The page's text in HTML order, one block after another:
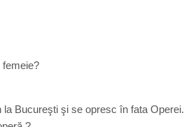
femeie?
la Bucureşti şi se opresc în fata Operei.